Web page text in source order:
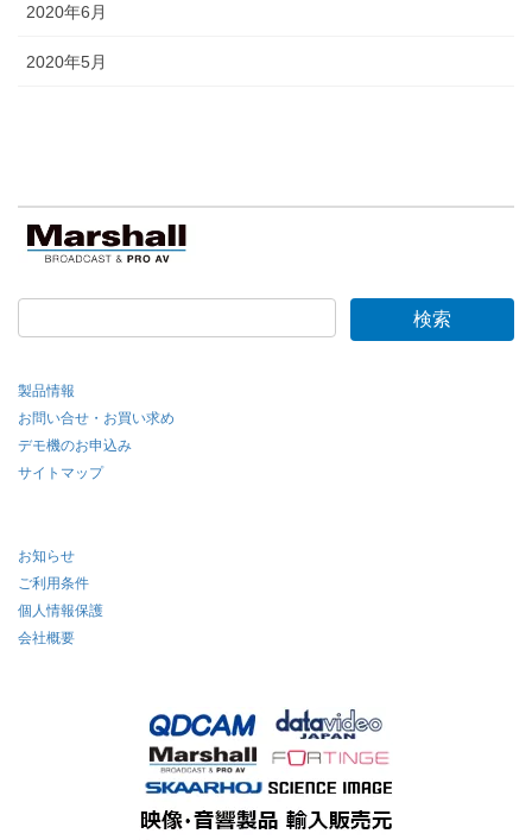
2020年6月
2020年5月
製品情報
お問い合せ・お買い求め
デモ機のお申込み
サイトマップ
お知らせ
ご利用条件
個人情報保護
会社概要